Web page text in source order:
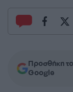
Προσθήκη
Google